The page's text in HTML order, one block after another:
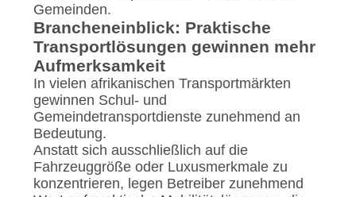
Gemeinden.
Brancheneinblick: Praktische
Transportlösungen gewinnen mehr
Aufmerksamkeit
In vielen afrikanischen Transportmärkten
gewinnen Schul- und
Gemeindetransportdienste zunehmend an
Bedeutung.
Anstatt sich ausschließlich auf die
Fahrzeuggröße oder Luxusmerkmale zu
konzentrieren, legen Betreiber zunehmend